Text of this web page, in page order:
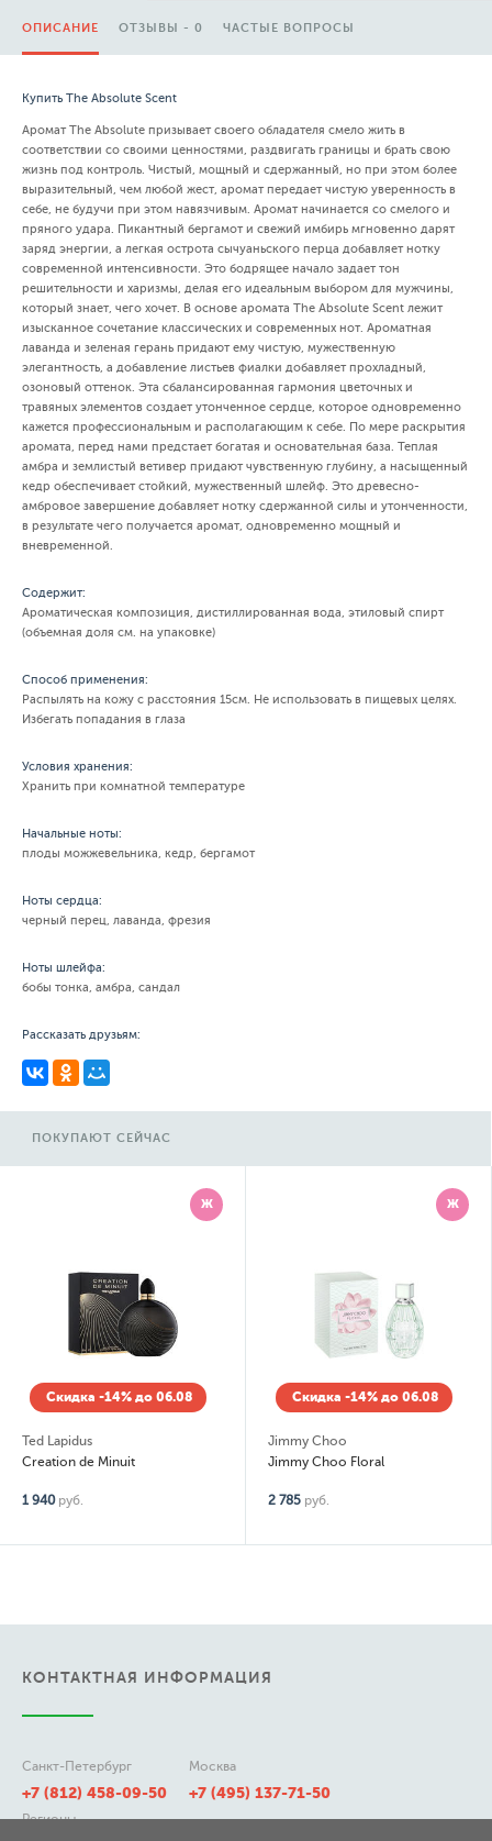
ОПИСАНИЕ ОТЗЫВЫ - 0 ЧАСТЫЕ ВОПРОСЫ
Купить The Absolute Scent
Аромат The Absolute призывает своего обладателя смело жить в
соответствии со своими ценностями, раздвигать границы и брать свою
жизнь под контроль. Чистый, мощный и сдержанный, но при этом более
выразительный, чем любой жест, аромат передает чистую уверенность в
себе, не будучи при этом навязчивым. Аромат начинается со смелого и
пряного удара. Пикантный бергамот и свежий имбирь мгновенно дарят
заряд энергии, а легкая острота сычуаньского перца добавляет нотку
современной интенсивности. Это бодрящее начало задает тон
решительности и харизмы, делая его идеальным выбором для мужчины,
который знает, чего хочет. В основе аромата The Absolute Scent лежит
изысканное сочетание классических и современных нот. Ароматная
лаванда и зеленая герань придают ему чистую, мужественную
элегантность, а добавление листьев фиалки добавляет прохладный,
озоновый оттенок. Эта сбалансированная гармония цветочных и
травяных элементов создает утонченное сердце, которое одновременно
кажется профессиональным и располагающим к себе. По мере раскрытия
аромата, перед нами предстает богатая и основательная база. Теплая
амбра и землистый ветивер придают чувственную глубину, а насыщенный
кедр обеспечивает стойкий, мужественный шлейф. Это древесно-
амбровое завершение добавляет нотку сдержанной силы и утонченности,
в результате чего получается аромат, одновременно мощный и
вневременной.
Содержит:
Ароматическая композиция, дистиллированная вода, этиловый спирт
(объемная доля см. на упаковке)
Способ применения:
Распылять на кожу с расстояния 15см. Не использовать в пищевых целях.
Избегать попадания в глаза
Условия хранения:
Хранить при комнатной температуре
Начальные ноты:
плоды можжевельника, кедр, бергамот
Ноты сердца:
черный перец, лаванда, фрезия
Ноты шлейфа:
бобы тонка, амбра, сандал
Рассказать друзьям:
ПОКУПАЮТ СЕЙЧАС
Ж
Скидка -14% до 06.08
Ted Lapidus
Creation de Minuit
1 940 руб.
Ж
Скидка -14% до 06.08
Jimmy Choo
Jimmy Choo Floral
2 785 руб.
КОНТАКТНАЯ ИНФОРМАЦИЯ
Санкт-Петербург
+7 (812) 458-09-50
Москва
+7 (495) 137-71-50
Регионы